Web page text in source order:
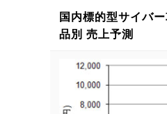
国内標的型サイバ
品別 売上予測